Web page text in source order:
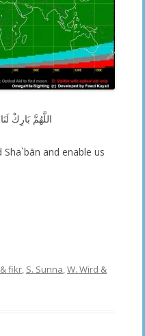
اللَّهُمَّ بَارِكْ
Sha`bān and enable us
fikr, S. Sunna,W. Wird &